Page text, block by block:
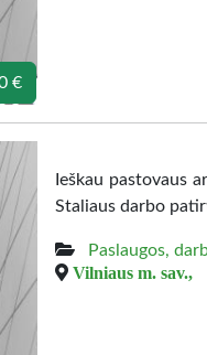
€
Ieškau pastovaus
Staliaus darbo
Paslaugos,
Vilniaus m. sav.,